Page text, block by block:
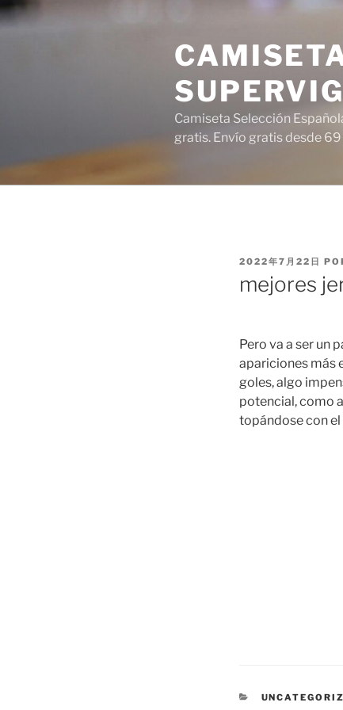
Saltar
al
Camiseta Selección
gratis. Envío gratis desde 69
PUBLICADO
2022年7月22日
mejores
Pero va a ser un
apariciones más
goles, algo
potencial, como
topándose con
CATEGORÍAS